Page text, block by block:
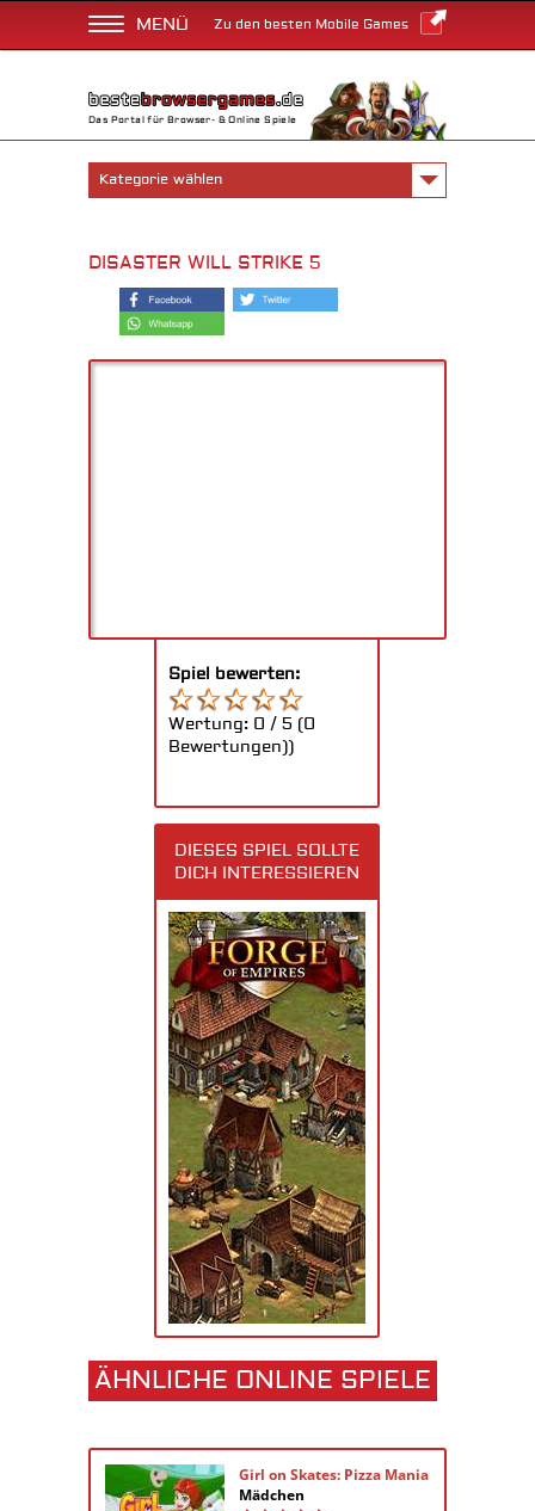
MENÜ Zu den besten Mobile Games
Das Portal für Browser- & Online Spiele
Kategorie wählen
DISASTER WILL STRIKE 5
Spiel bewerten:
Wertung: 0 / 5 (0
Bewertungen))
DIESES SPIEL SOLLTE
DICH INTERESSIEREN
ÄHNLICHE ONLINE SPIELE
Girl on Skates: Pizza Mania
Mädchen